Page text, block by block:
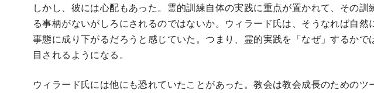
しかし、彼には心配もあった。霊的訓練自体の実践に重点が置かれて、その訓
る事柄がないがしろにされるのではないか。ウィラード氏は、そうなれば自然
事態に成り下がるだろうと感じていた。つまり、霊的実践を「なぜ」するかで
目されるようになる。
ウィラード氏には他にも恐れていたことがあった。教会は教会成長のための